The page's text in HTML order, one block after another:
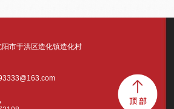
阳市于洪区造化镇造化村